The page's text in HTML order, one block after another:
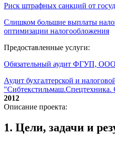
Риск штрафных санкций от
Слишком большие выплаты
оптимизации налогообложения
Предоставленные услуги:
Обязательный аудит ФГУП,
Аудит бухгалтерской и
"Сибтекстильмаш.Спецтехника.
2012
Описание проекта:
1. Цели, задачи и